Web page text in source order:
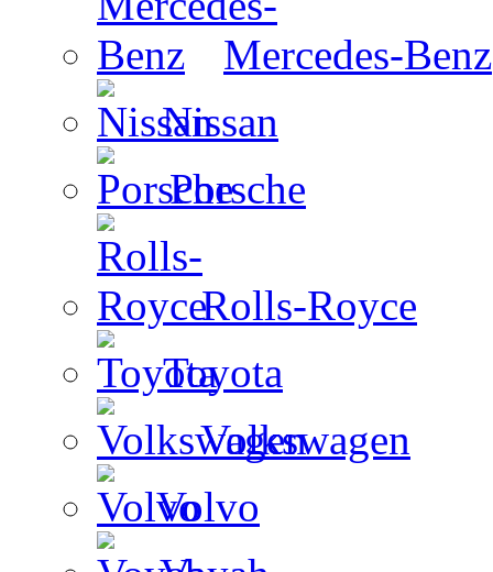
Mercedes-Benz
Nissan
Porsche
Rolls-Royce
Toyota
Volkswagen
Volvo